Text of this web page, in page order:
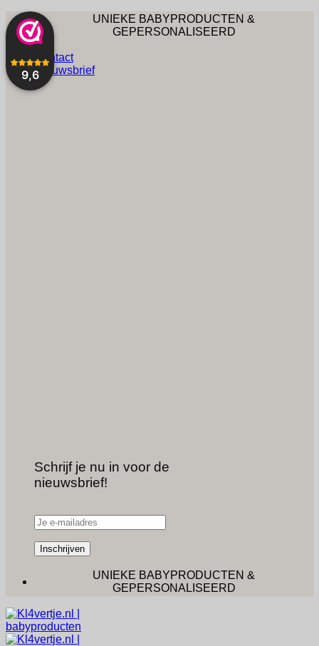
9,6
Ga
naar
inhoud
UNIEKE BABYPRODUCTEN &
GEPERSONALISEERD
Contact
Nieuwsbrief
Schrijf je nu in voor de
nieuwsbrief!
GRATIS VERZENDING VANAF €50 (NL) - €100 (BE) .
UNIEKE BABYPRODUCTEN &
GEPERSONALISEERD
CUSTUM VERZENDING BINNEN 1-2 WEKEN.